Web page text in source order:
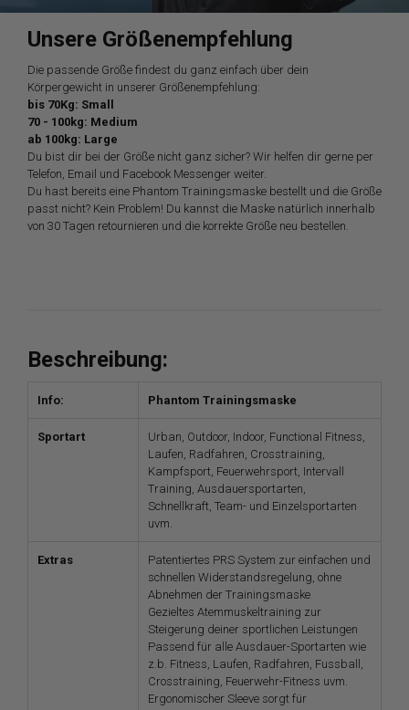
Unsere Größenempfehlung
Die passende Größe findest du ganz einfach über dein
Körpergewicht in unserer Größenempfehlung:
bis 70Kg: Small
70 - 100kg: Medium
ab 100kg: Large
Du bist dir bei der Größe nicht ganz sicher? Wir helfen dir gerne per
Telefon, Email und Facebook Messenger weiter.
Du hast bereits eine Phantom Trainingsmaske bestellt und die Größe
passt nicht? Kein Problem! Du kannst die Maske natürlich innerhalb
von 30 Tagen retournieren und die korrekte Größe neu bestellen.
Beschreibung:
Info: Phantom Trainingsmaske
Sportart
Urban, Outdoor, Indoor, Functional Fitness,
Laufen, Radfahren, Crosstraining,
Kampfsport, Feuerwehrsport, Intervall
Training, Ausdauersportarten,
Schnellkraft, Team- und Einzelsportarten
uvm.
Extras
Patentiertes PRS System zur einfachen und
schnellen Widerstandsregelung, ohne
Abnehmen der Trainingsmaske
Gezieltes Atemmuskeltraining zur
Steigerung deiner sportlichen Leistungen
Passend für alle Ausdauer-Sportarten wie
z.b. Fitness, Laufen, Radfahren, Fussball,
Crosstraining, Feuerwehr-Fitness uvm.
Ergonomischer Sleeve sorgt für